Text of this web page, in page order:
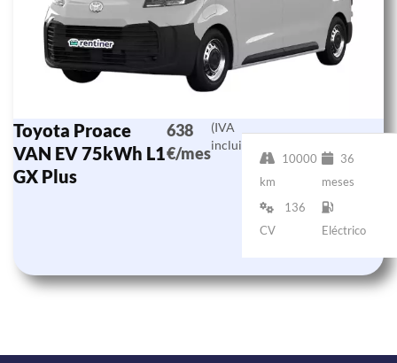
Toyota Proace
VAN EV 75kWh L1
GX Plus
638
€/mes
(IVA
incluido)
10000
km
36
meses
136
CV
Eléctrico